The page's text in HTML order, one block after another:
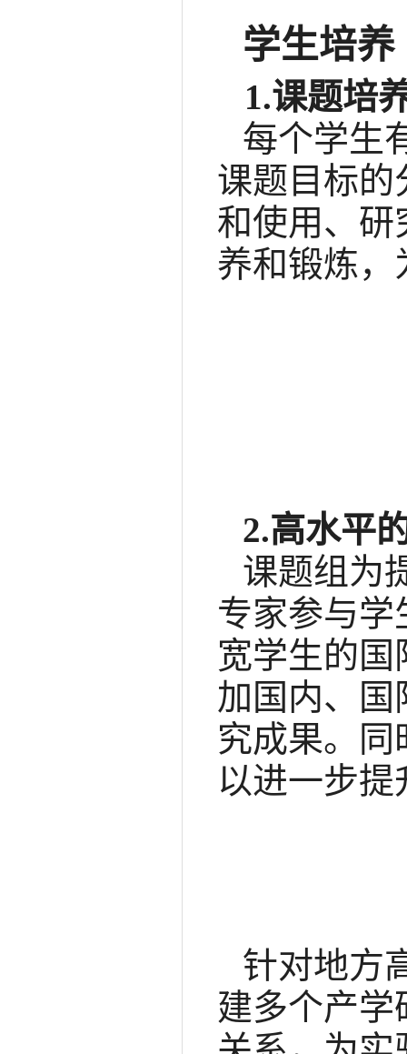
学生培养
1.课题培
每个学生
课题目标的
和使用、研
养和锻炼，
2.高水平
课题组为
专家参与
宽学生的
加国内、
究成果。
以进一步
针对地方
建多个产学